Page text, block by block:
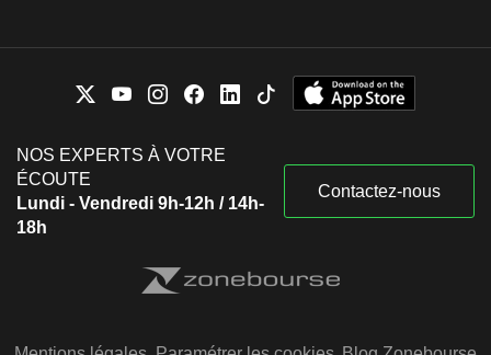
NOS EXPERTS À VOTRE
ÉCOUTE
Lundi - Vendredi 9h-12h / 14h-
18h
Contactez-nous